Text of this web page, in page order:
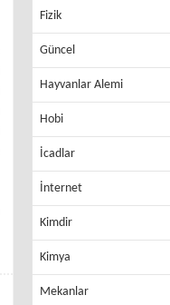
Fizik
Güncel
Hayvanlar Alemi
Hobi
İcadlar
İnternet
Kimdir
Kimya
Mekanlar